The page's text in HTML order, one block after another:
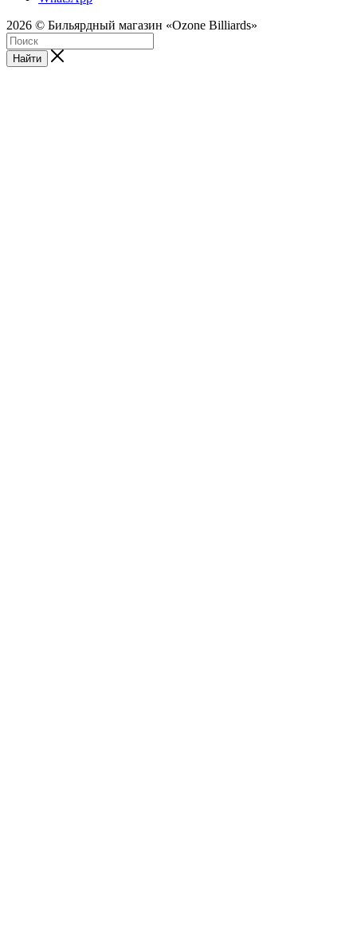
2026 © Бильярдный магазин «Ozone Billiards»
Найти